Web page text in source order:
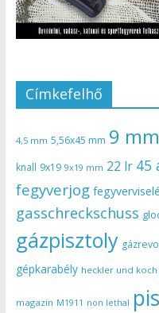
Címkefelhő
4,5 mm 5,56x45 mm 9
knall 9x19 9x19 mm 22 lr 45
fegyverjog
gasschreckschuss
gázpisztoly
gépkarabély heckler und koch
magazin M1911 non lethal